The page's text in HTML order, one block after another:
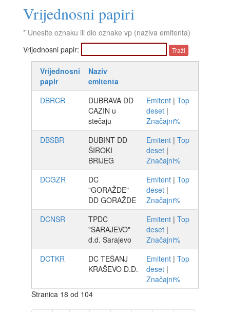
Vrijednosni papiri
* Unesite oznaku ili dio oznake vp (naziva emitenta)
Vrijednosni papir:
Vrijednosni
papir
Naziv
emitenta
DBRCR
DUBRAVA DD
CAZIN u
stečaju
Emitent | Top
deset |
Značajni%
DBSBR
DUBINT DD
ŠIROKI
BRIJEG
Emitent | Top
deset |
Značajni%
DCGZR
DC
"GORAŽDE"
DD GORAŽDE
Emitent | Top
deset |
Značajni%
DCNSR
TPDC
"SARAJEVO"
d.d. Sarajevo
Emitent | Top
deset |
Značajni%
DCTKR
DC TEŠANJ
KRAŠEVO D.D.
Emitent | Top
deset |
Značajni%
Stranica 18 od 104